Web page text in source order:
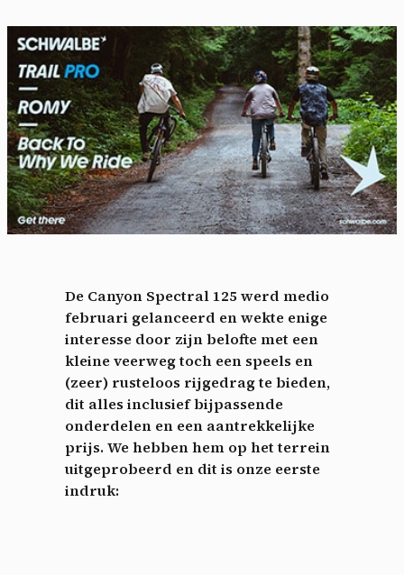
De Canyon Spectral 125 werd medio
februari gelanceerd en wekte enige
interesse door zijn belofte met een
kleine veerweg toch een speels en
(zeer) rusteloos rijgedrag te bieden,
dit alles inclusief bijpassende
onderdelen en een aantrekkelijke
prijs.We hebben hem op het terrein
uitgeprobeerd en dit is onze eerste
indruk: